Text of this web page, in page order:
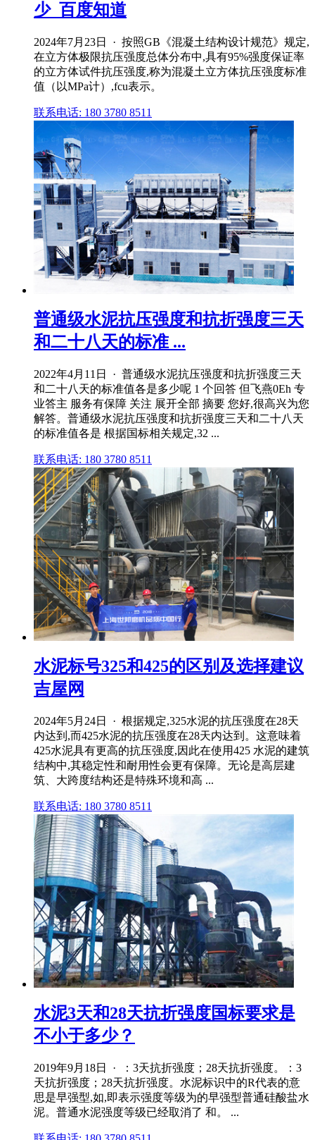
少_百度知道
2024年7月23日 · 按照GB《混凝土结构设计规范》规定,
在立方体极限抗压强度总体分布中,具有95%强度保证率
的立方体试件抗压强度,称为混凝土立方体抗压强度标准
值（以MPa计）,fcu表示。
联系电话: 180 3780 8511
普通级水泥抗压强度和抗折强度三天
和二十八天的标准 ...
2022年4月11日 · 普通级水泥抗压强度和抗折强度三天
和二十八天的标准值各是多少呢 1 个回答 但飞燕0Eh 专
业答主 服务有保障 关注 展开全部 摘要 您好,很高兴为您
解答。普通级水泥抗压强度和抗折强度三天和二十八天
的标准值各是 根据国标相关规定,32 ...
联系电话: 180 3780 8511
水泥标号325和425的区别及选择建议
吉屋网
2024年5月24日 · 根据规定,325水泥的抗压强度在28天
内达到,而425水泥的抗压强度在28天内达到。这意味着
425水泥具有更高的抗压强度,因此在使用425 水泥的建筑
结构中,其稳定性和耐用性会更有保障。无论是高层建
筑、大跨度结构还是特殊环境和高 ...
联系电话: 180 3780 8511
水泥3天和28天抗折强度国标要求是
不小于多少？
2019年9月18日 · ：3天抗折强度；28天抗折强度。：3
天抗折强度；28天抗折强度。水泥标识中的R代表的意
思是早强型,如,即表示强度等级为的早强型普通硅酸盐水
泥。普通水泥强度等级已经取消了 和。 ...